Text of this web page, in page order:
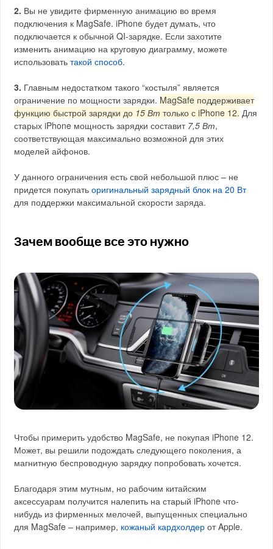
2. Вы не увидите фирменную анимацию во время
подключения к MagSafe. iPhone будет думать, что
подключается к обычной QI-зарядке. Если захотите
изменить анимацию на круговую диаграмму, можете
использоватьтакой способ.
3. Главным недостатком такого “костыля” является
ограничение по мощности зарядки. MagSafe поддерживает
функцию быстрой зарядки до 15 Вт только с iPhone 12. Для
старых iPhone мощность зарядки составит 7,5 Вт,
соответствующая максимально возможной для этих
моделей айфонов.
У данного ограничения есть свой небольшой плюс – не
придется покупатьоригинальный зарядный блок на 20 Вт
для поддержки максимальной скорости заряда.
Зачем вообще все это нужно
Чтобы примерить удобство MagSafe, не покупая iPhone 12.
Может, вы решили подождать следующего поколения, а
магнитную беспроводную зарядку попробовать хочется.
Благодаря этим мутным, но рабочим китайским
аксессуарам получится налепить на старый iPhone что-
нибудь из фирменных мелочей, выпущенных специально
для MagSafe – например, кожаный кардхолдер от Apple.